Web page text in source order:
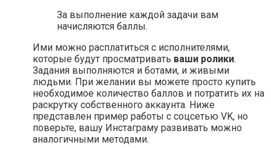
За выполнение каждой задачи вам
начисляются баллы.
Ими можно расплатиться с исполнителями,
которые будут просматривать ваши ролики.
Задания выполняются и ботами, и живыми
людьми. При желании вы можете просто купить
необходимое количество баллов и потратить их на
раскрутку собственного аккаунта. Ниже
представлен пример работы с соцсетью VK, но
поверьте, вашу Инстаграму развивать можно
аналогичными методами.